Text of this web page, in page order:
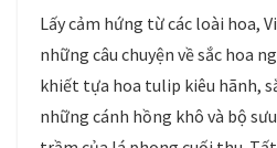
Lấy cảm hứng từ các loài hoa,
những câu chuyện về sắc hoa
khiết tựa hoa tulip kiêu hãnh,
những cánh hồng khô và bộ